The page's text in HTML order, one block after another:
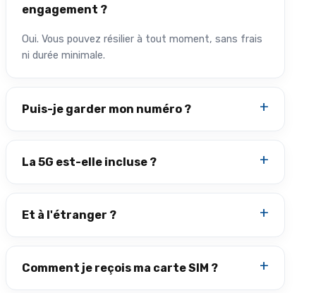
engagement ?
Oui. Vous pouvez résilier à tout moment, sans frais
ni durée minimale.
Puis-je garder mon numéro ?
La 5G est-elle incluse ?
Et à l'étranger ?
Comment je reçois ma carte SIM ?